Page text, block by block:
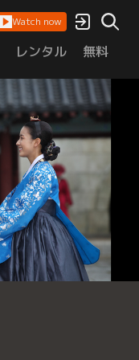
Watch now
レンタル 無料